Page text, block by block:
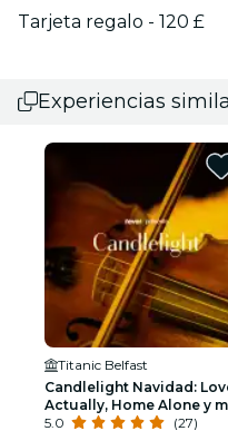
Tarjeta regalo - 120 £
Experiencias
Titanic Belfast
Candlelight Navidad:
Actually, Home Alone y
5.0
(27)